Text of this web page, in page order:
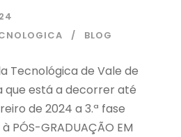
BLOG
Tecnológica de Vale de
que está a decorrer até
de 2024 a 3.ª fase
PÓS-GRADUAÇÃO EM